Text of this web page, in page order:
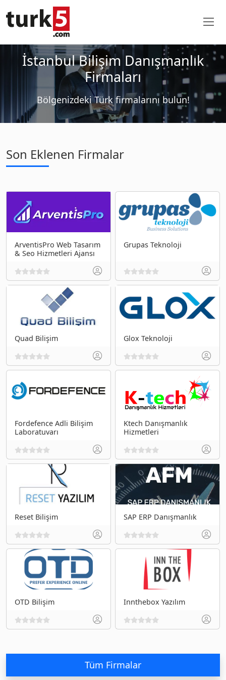
İstanbul Bilişim Danışmanlık
Firmaları
Bölgenizdeki Türk firmalarını bulun!
Son Eklenen Firmalar
ArventisPro Web Tasarım
& Seo Hizmetleri Ajansı
Grupas Teknoloji
Quad Bilişim Glox Teknoloji
Fordefence Adli Bilişim
Laboratuvarı
Ktech Danışmanlık
Hizmetleri
Reset Bilişim SAP ERP Danışmanlık
OTD Bilişim Innthebox Yazılım
Tüm Firmalar